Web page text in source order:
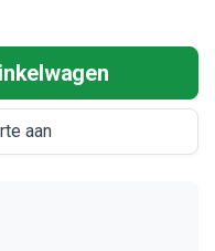
aan